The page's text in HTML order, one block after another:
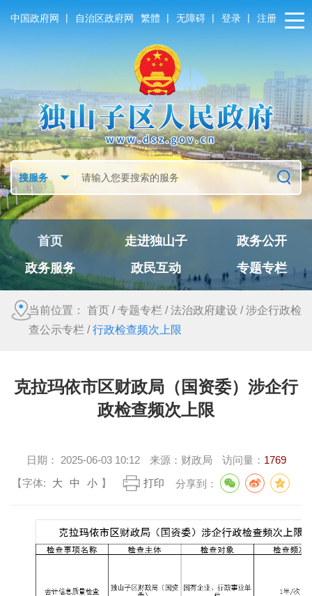
中国政府网 | 自治区政府网 繁體 | 无障碍 | 登录 | 注册
首页 走进独山子
政务公开
政务服务
政民互动 专题专栏
当前位置： 首页 /专题专栏 /法治政府建设 /涉企行政检
查公示专栏 /行政检查频次上限
克拉玛依市区财政局（国资委）涉企行
政检查频次上限
日期： 2025-06-03 10:12 来源： 财政局 访问量： 1769
【字体:
大 中 小 】 打印 分享到：